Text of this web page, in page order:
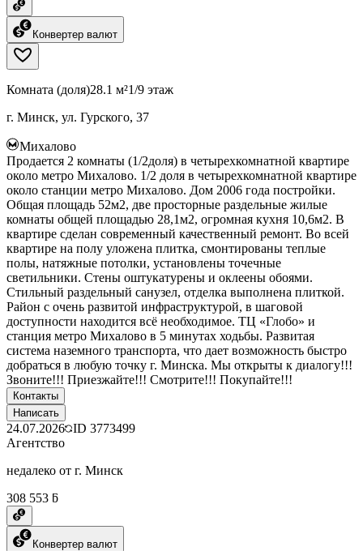
Конвертер валют
Комната (доля)28.1 м²1/9 этаж
г. Минск, ул. Гурского, 37
Михалово
Продается 2 комнаты (1/2доля) в четырехкомнатной квартире
около метро Михалово. 1/2 доля в четырехкомнатной квартире
около станции метро Михалово. Дом 2006 года постройки.
Общая площадь 52м2, две просторные раздельные жилые
комнаты общей площадью 28,1м2, огромная кухня 10,6м2. В
квартире сделан современный качественный ремонт. Во всей
квартире на полу уложена плитка, смонтированы теплые
полы, натяжные потолки, установлены точечные
светильники. Стены оштукатурены и оклеены обоями.
Стильный раздельный санузел, отделка выполнена плиткой.
Район с очень развитой инфраструктурой, в шаговой
доступности находится всё необходимое. ТЦ «Глобо» и
станция метро Михалово в 5 минутах ходьбы. Развитая
система наземного транспорта, что дает возможность быстро
добраться в любую точку г. Минска. Мы открыты к диалогу!!!
Звоните!!! Приезжайте!!! Смотрите!!! Покупайте!!!
Контакты
Написать
24.07.2026 ID 3773499
Агентство
недалеко от г. Минск
308 553 ƃ
Конвертер валют